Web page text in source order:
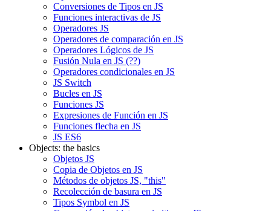
Conversiones de Tipos en JS
Funciones interactivas de JS
Operadores JS
Operadores de comparación en JS
Operadores Lógicos de JS
Fusión Nula en JS (??)
Operadores condicionales en JS
JS Switch
Bucles en JS
Funciones JS
Expresiones de Función en JS
Funciones flecha en JS
JS ES6
Objects: the basics
Objetos JS
Copia de Objetos en JS
Métodos de objetos JS, "this"
Recolección de basura en JS
Tipos Symbol en JS